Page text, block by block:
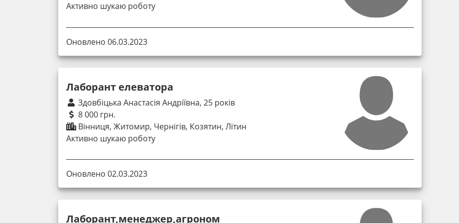
Активно шукаю роботу
Оновлено 06.03.2023
Лаборант елеватора
Здовбіцька Анастасія Андріївна, 25 років
8 000 грн.
Вінниця, Житомир, Чернігів, Козятин, Літин
Активно шукаю роботу
Оновлено 02.03.2023
Лаборант,менеджер,агроном